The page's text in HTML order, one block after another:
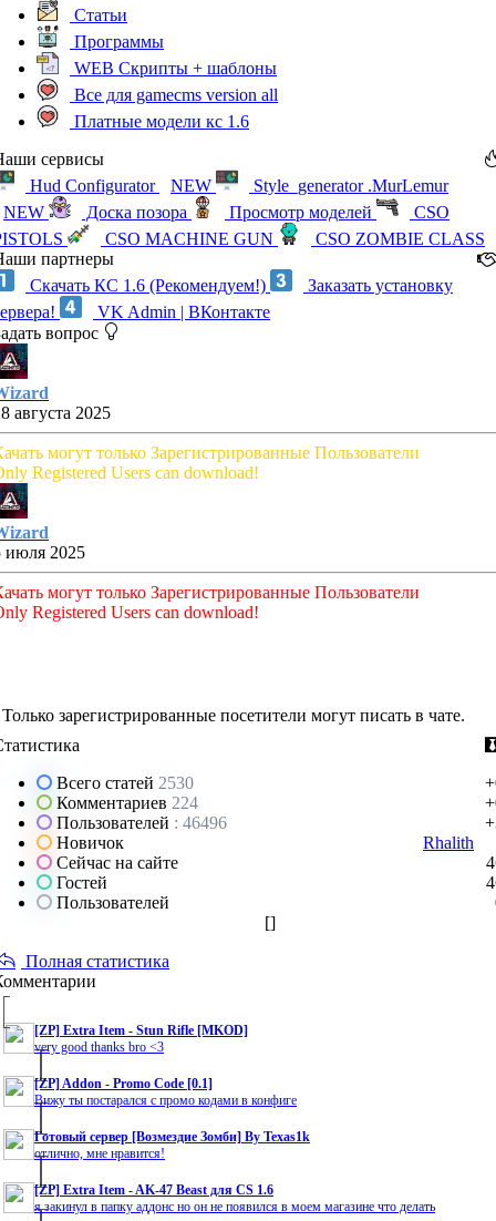
Статьи
Программы
WEB Скрипты + шаблоны
Все для gamecms version all
Платные модели кс 1.6
сервисы
Hud Configurator
NEW
Style_generator .MurLemur
NEW
Доска позора Просмотр моделей
CSO
CSO MACHINE GUN
CSO ZOMBIE CLASS
партнеры
Скачать КС 1.6 (Рекомендуем!)
Заказать установку
VK Admin | ВКонтакте
вопрос
августа 2025
могут только Зарегистрированные Пользователи
Registered Users can download!
июля 2025
могут только Зарегистрированные Пользователи
Registered Users can download!
Только зарегистрированные посетители могут писать в чате.
Всего статей 2530
Комментариев 224
Пользователей : 46496
Новичок
Rhalith
Сейчас на сайте
Гостей
Пользователей
[]
Полная статистика
[ZP] Extra Item - Stun Rifle [MKOD]
very good thanks bro <3
[ZP] Addon - Promo Code [0.1]
Вижу ты постарался с промо кодами в конфиге
Готовый сервер [Возмездие Зомби] By Texas1k
отлично, мне нравится!
[ZP] Extra Item - AK-47 Beast для CS 1.6
я закинул в папку аддонс но он не появился в моем магазине что делать